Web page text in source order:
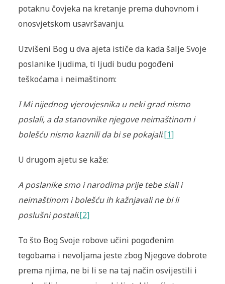
potaknu čovjeka na kretanje prema duhovnom i
onosvjetskom usavršavanju.
Uzvišeni Bog u dva ajeta ističe da kada šalje Svoje
poslanike ljudima, ti ljudi budu pogođeni
teškoćama i neimaštinom:
I Mi nijednog vjerovjesnika u neki grad nismo
poslali, a da stanovnike njegove neimaštinom i
bolešću nismo kaznili da bi se pokajali.[1]
U drugom ajetu se kaže:
A poslanike smo i narodima prije tebe slali i
neimaštinom i bolešću ih kažnjavali ne bi li
poslušni postali.[2]
To što Bog Svoje robove učini pogođenim
tegobama i nevoljama jeste zbog Njegove dobrote
prema njima, ne bi li se na taj način osvijestili i